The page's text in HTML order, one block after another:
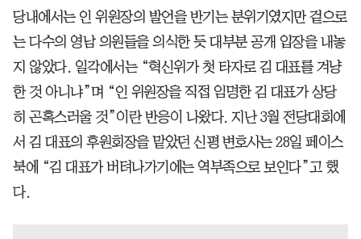
당내에서는 인 위원장의 발언을 반기는 분위기였지만 겉으로
는 다수의 영남 의원들을 의식한 듯 대부분 공개 입장을 내놓
지 않았다. 일각에서는 “혁신위가 첫 타자로 김 대표를 겨냥
한 것 아니냐”며 “인 위원장을 직접 임명한 김 대표가 상당
히 곤혹스러울 것”이란 반응이 나왔다. 지난 3월 전당대회에
서 김 대표의 후원회장을 맡았던 신평 변호사는 28일 페이스
북에 “김 대표가 버텨나가기에는 역부족으로 보인다”고 했
다.